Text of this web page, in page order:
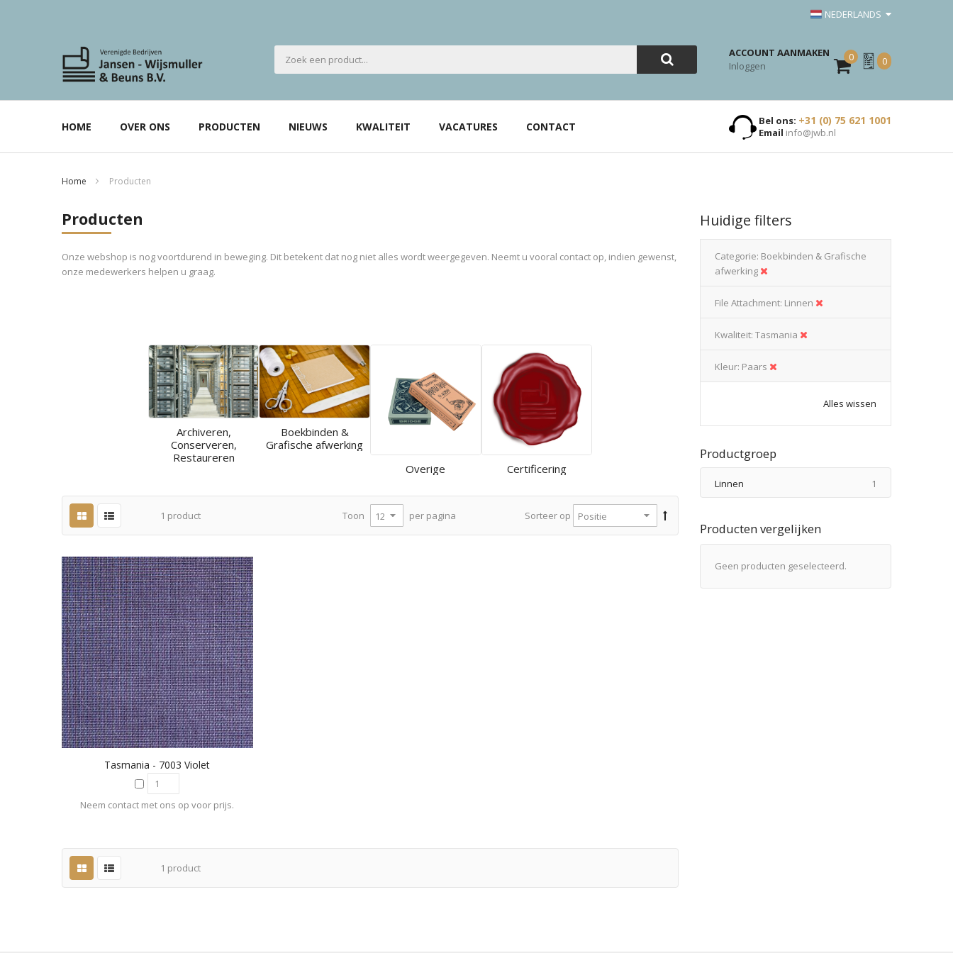
NEDERLANDS
ACCOUNT AANMAKEN
Inloggen
0
Mijn
Offerte
0
HOME OVER ONS PRODUCTEN NIEUWS KWALITEIT VACATURES CONTACT Bel ons: +31 (0) 75 621 1001
Email info@jwb.nl
Home Producten
Producten
Onze webshop is nog voortdurend in beweging. Dit betekent dat nog niet alles wordt weergegeven. Neemt u vooral contact op, indien gewenst,
onze medewerkers helpen u graag.
Archiveren,
Conserveren,
Restaureren
Boekbinden &
Grafische afwerking
Overige
Certificering
1 product Sorteer op
Toon per pagina
Tasmania - 7003 Violet
Neem contact met ons op voor prijs.
1 product
Huidige filters
Categorie Boekbinden & Grafische
afwerking
File Attachment Linnen
Kwaliteit Tasmania
Kleur Paars
Alles wissen
Productgroep
Linnen 1
Producten vergelijken
Geen producten geselecteerd.